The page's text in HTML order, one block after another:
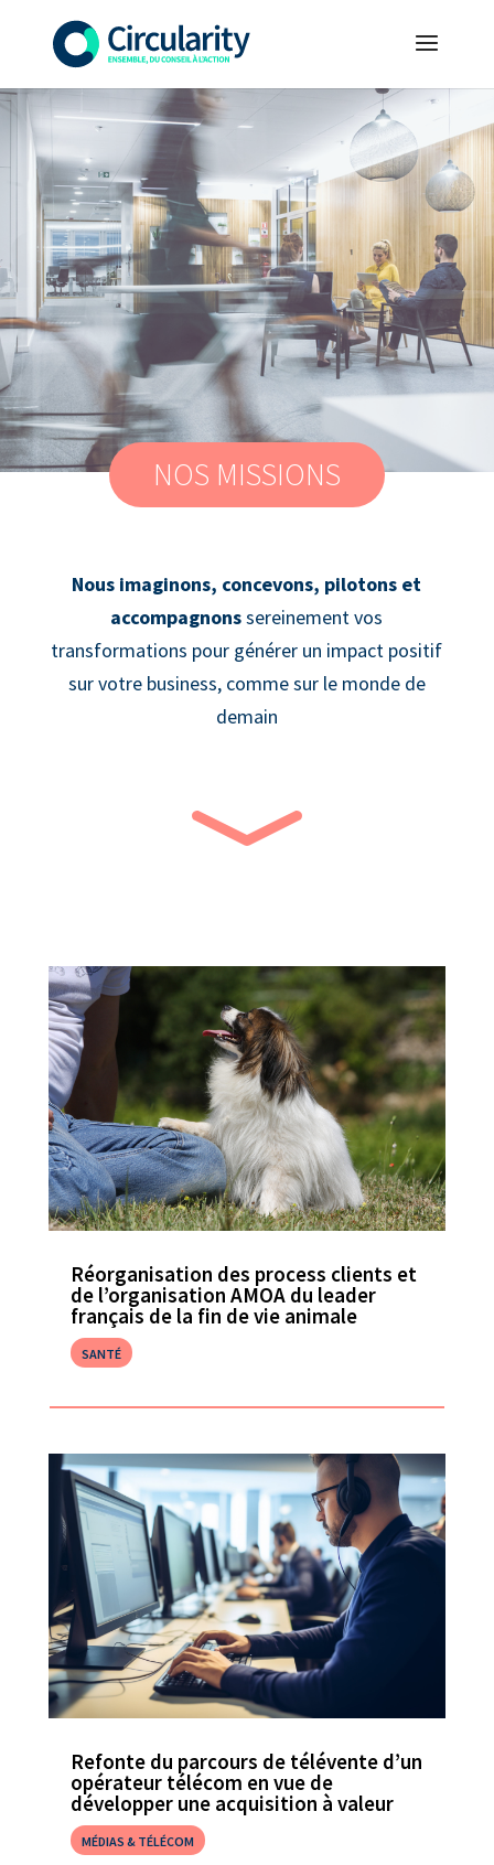
NOS MISSIONS
Nous imaginons, concevons, pilotons et
accompagnonssereinement vos
transformations pour générer un impact positif
sur votre business, comme sur le monde de
demain
Réorganisation des process clients et
de l’organisation AMOA du leader
français de la fin de vie animale
SANTÉ
Refonte du parcours de télévente d’un
opérateur télécom en vue de
développer une acquisition à valeur
MÉDIAS & TÉLÉCOM